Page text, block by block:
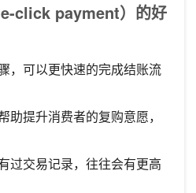
click payment）的好
，可以更快速的完成结账流
助提升消费者的复购意愿，
过交易记录，往往会有更高